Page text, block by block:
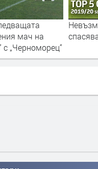
Емил
готов